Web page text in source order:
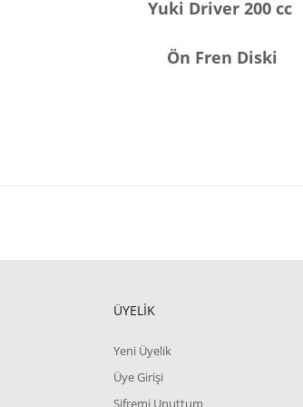
Yuki Driver 200 cc
Ön Fren Diski
ÜYELİK
Yeni Üyelik
Üye Girişi
Şifremi Unuttum